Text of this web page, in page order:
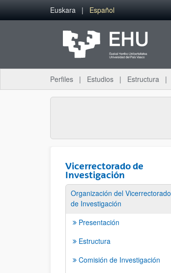
Saltar al contenido principal
Euskara Español
Perfiles Estudios Estructura
Vicerrectorado de
Investigación
Organización del Vicerrectorado
de Investigación
Presentación
Estructura
Comisión de Investigación